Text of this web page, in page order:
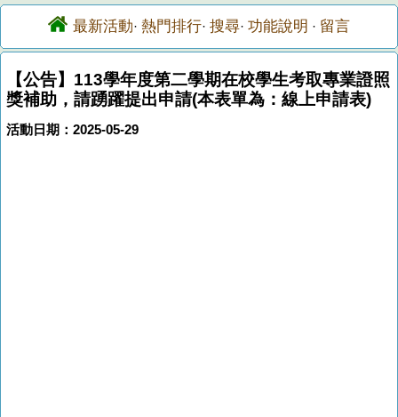
最新活動· 熱門排行· 搜尋· 功能說明 · 留言
【公告】113學年度第二學期在校學生考取專業證照
獎補助，請踴躍提出申請(本表單為：線上申請表)
活動日期：2025-05-29